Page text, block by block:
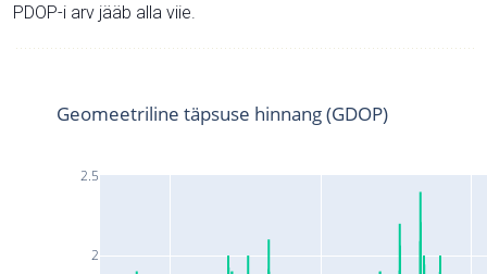
PDOP-i arv jääb alla viie.
2
2.5
Geomeetriline täpsuse hinnang (GDOP)